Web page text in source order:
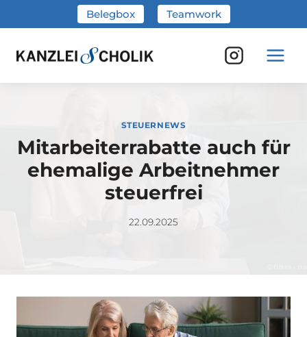
Inhalt
springen
Belegbox Teamwork
STEUERNEWS
Mitarbeiterrabatte auch für
ehemalige Arbeitnehmer
steuerfrei
22.09.2025